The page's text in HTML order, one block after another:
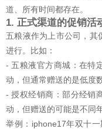
道、所有时间都存在。
1. 正式渠道的促销活
五粮液作为上市公司，其
进行。比如：
- 五粮液官方商城：在特
动，但通常赠送的是低度
- 授权经销商：部分经销
动，但赠送的可能是不同
举例：iphone17年双十